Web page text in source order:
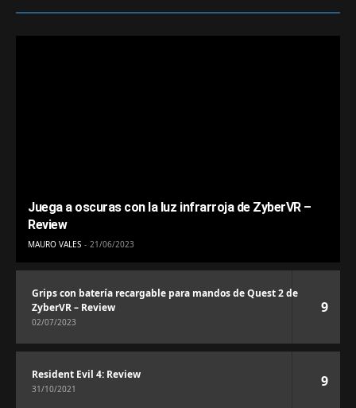
Juega a oscuras con la luz infrarroja de ZyberVR –
Review
MAURO VALES 21/06/2023
Grips con batería recargable para mandos de Quest 2 de
ZyberVR – Review
02/07/2023
9
Resident Evil 4: Review
31/10/2021 9